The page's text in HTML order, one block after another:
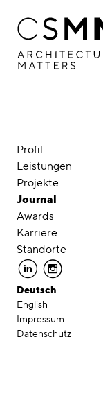
Profil
Leistungen
Projekte
Journal
Awards
Karriere
Standorte
linkedin instagram
Deutsch
English
Impressum
Datenschutz